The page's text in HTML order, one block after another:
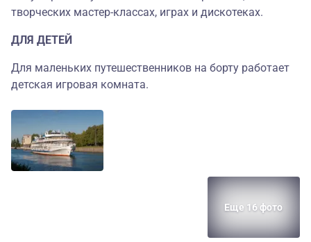
творческих мастер-классах, играх и дискотеках.
ДЛЯ ДЕТЕЙ
Для маленьких путешественников на борту работает
детская игровая комната.
Еще 16 фото